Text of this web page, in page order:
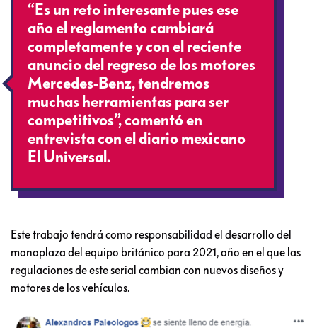
“Es un reto interesante pues ese
año el reglamento cambiará
completamente y con el reciente
anuncio del regreso de los motores
Mercedes-Benz, tendremos
muchas herramientas para ser
competitivos”, comentó en
entrevista con el diario mexicano
El Universal.
Este trabajo tendrá como responsabilidad el desarrollo del
monoplaza del equipo británico para 2021, año en el que las
regulaciones de este serial cambian con nuevos diseños y
motores de los vehículos.